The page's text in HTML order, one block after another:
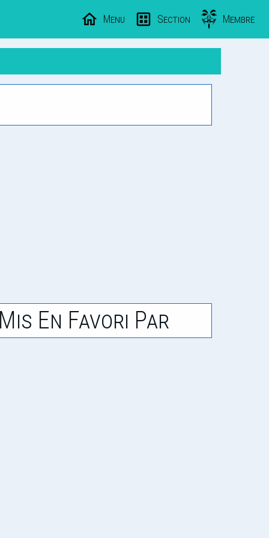
Menu Section Membre
Mis En Favori Par